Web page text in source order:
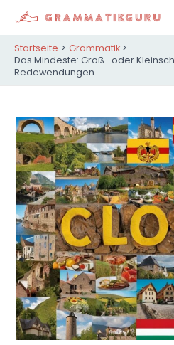
Inhalt
Startseite
Grammatik
Das Mindeste: Groß- oder
Redewendungen